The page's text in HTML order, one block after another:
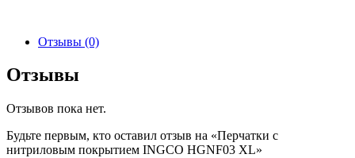
Отзывы (0)
Отзывы
Отзывов пока нет.
Будьте первым, кто оставил отзыв на «Перчатки с
нитриловым покрытием INGCO HGNF03 XL»